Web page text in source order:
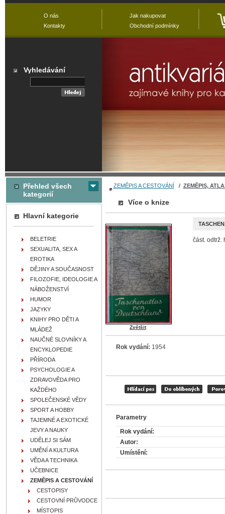
ZEMĚPIS A CESTOVÁNÍ / ZEMĚPIS,
Více o knize
Zvětšit
část. odtrž.
Rok vydání: 1954
Parametry
Rok vydání:
Autor:
Umístění:
Přehled všech
kategorií
Hlavní kategorie
BELETRIE
SEXUALITA, SEX A
EROTIKA
DĚJINY A SOUČASNOST
FILOZOFIE, IDEOLOGIE A
NÁBOŽENSTVÍ
HUMOR
JAZYKY
KNIHY PRO DĚTI A
MLÁDEŽ
NAUČNÉ SLOVNÍKY A
ENCYKLOPEDIE
PŘÍRODA
PSYCHOLOGIE A
ZDRAVOVĚDA PRO
KAŽDÉHO
SPOLEČENSKÉ VĚDY
SPORT A HOBBY
TAJEMNÉ A EXOTICKÉ
JEVY A NAUKY
UDĚLEJ SI SÁM
UMĚNÍ A KULTURA
VĚDA A TECHNIKA
UČEBNICE
ZEMĚPIS A CESTOVÁNÍ
CESTOPISY
CESTOVNÍ PRŮVODCE
MÍSTOPIS
O nás
Kontakty
Jak nakupovat
Obchodní podmínky
Vyhledávání